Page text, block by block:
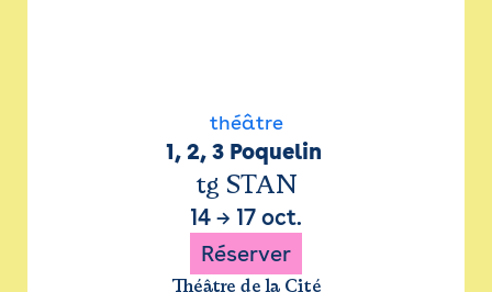
théâtre
1, 2, 3 Poquelin
tg STAN
14 → 17 oct.
Réserver
Théâtre de la Cité